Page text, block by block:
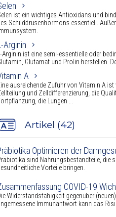
ist ein wichtiges Antioxidans und
Schilddrüsenhormons essentiell.
Arginin
Arginin ist eine semi-essentielle oder
Glutamat und Prolin herstellen.
A
ausreichende Zufuhr von Vitamin A
und Zelldifferenzierung, die
die Lungen ...
Artikel (42)
Optimieren der
sind Nahrungsbestandteile, die
Vorteile bringen.
COVID-19
Widerstandsfähigkeit gegenüber
Immunantwort kann das